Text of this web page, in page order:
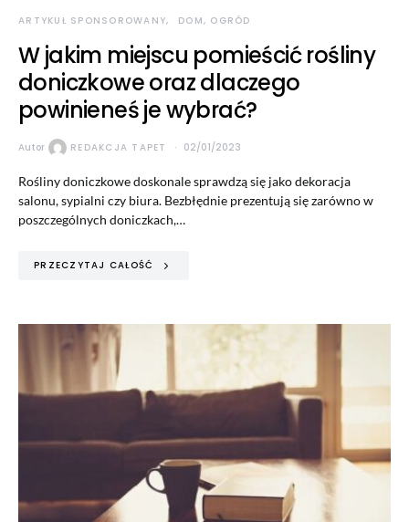
ARTYKUŁ SPONSOROWANY DOM, OGRÓD
W jakim miejscu pomieścić rośliny
doniczkowe oraz dlaczego
powinieneś je wybrać?
Autor REDAKCJA TAPET 02/01/2023
Rośliny doniczkowe doskonale sprawdzą się jako dekoracja
salonu, sypialni czy biura. Bezbłędnie prezentują się zarówno w
poszczególnych doniczkach,…
PRZECZYTAJ CAŁOŚĆ